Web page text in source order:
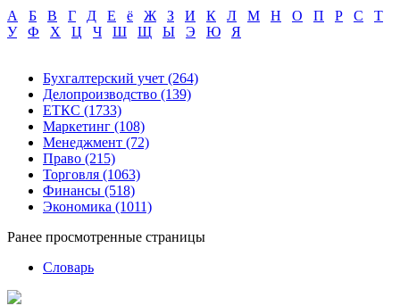
А Б В Г Д Е ё Ж З И К Л М Н О П Р С
Т
У
Ф Х Ц Ч Ш Щ Ы Э Ю Я
Бухгалтерский учет (264)
Делопроизводство (139)
ЕТКС (1733)
Маркетинг (108)
Менеджмент (72)
Право (215)
Торговля (1063)
Финансы (518)
Экономика (1011)
Ранее просмотренные страницы
Словарь